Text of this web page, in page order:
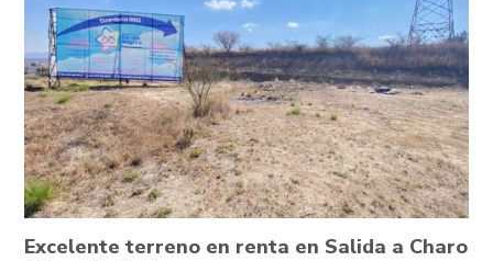
Excelente terreno en renta en Salida a Charo